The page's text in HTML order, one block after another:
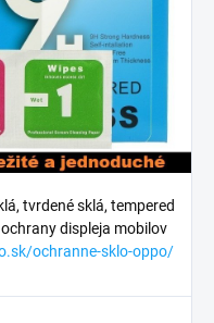
tvrdené sklá, tempered
displeja mobilov
ochranne-sklo-oppo/